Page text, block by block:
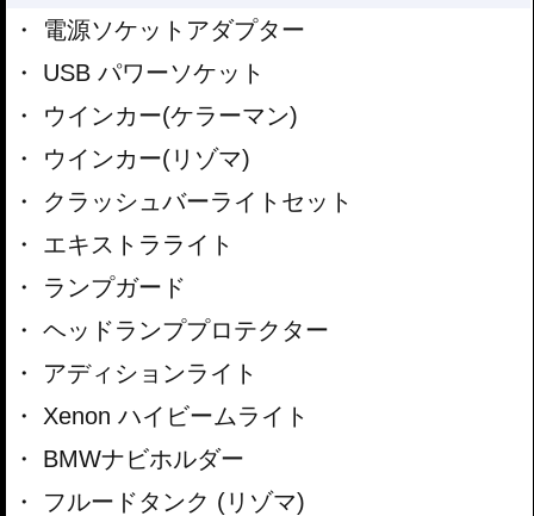
電源ソケットアダプター
USB パワーソケット
ウインカー(ケラーマン)
ウインカー(リゾマ)
クラッシュバーライトセット
エキストラライト
ランプガード
ヘッドランププロテクター
アディションライト
Xenon ハイビームライト
BMWナビホルダー
フルードタンク (リゾマ)